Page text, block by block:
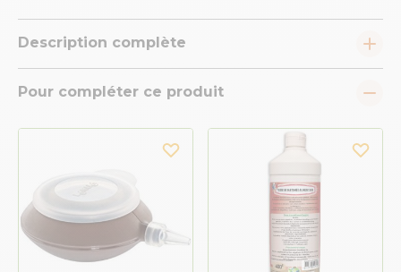
Description complète
Pour compléter ce produit